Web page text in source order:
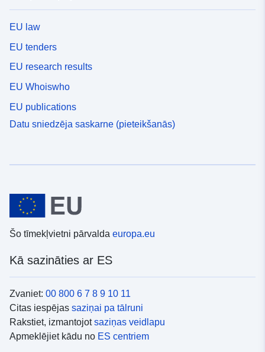
EU law
EU tenders
EU research results
EU Whoiswho
EU publications
Datu sniedzēja saskarne (pieteikšanās)
Šo tīmekļvietni pārvalda europa.eu
Kā sazināties ar ES
Zvaniet: 00 800 6 7 8 9 10 11
Citas iespējas saziņai pa tālruni
Rakstiet, izmantojotsaziņas veidlapu
Apmeklējiet kādu no ES centriem